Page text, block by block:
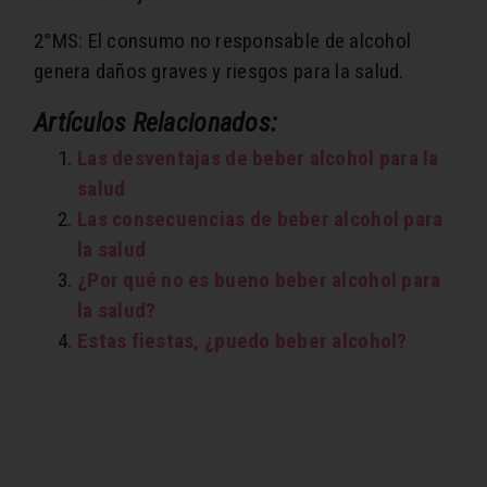
2°MS: El consumo no responsable de alcohol
genera daños graves y riesgos para la salud.
Artículos Relacionados:
Las desventajas de beber alcohol para la
salud
Las consecuencias de beber alcohol para
la salud
¿Por qué no es bueno beber alcohol para
la salud?
Estas fiestas, ¿puedo beber alcohol?